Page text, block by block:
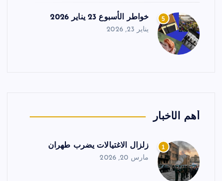
5 خواطر الأسبوع 23 يناير 2026
يناير 23, 2026
أهم الأخبار
1 زلزال الاغتيالات يضرب طهران
مارس 20, 2026